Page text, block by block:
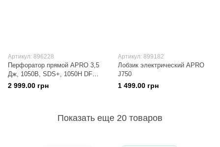
Артикул: 896228
Перфоратор прямой APRO 3,5
Дж, 1050В, SDS+, 1050H DFR,
кейс 896228
2 999.00 грн
Артикул: 899182
Лобзик электрический APRO
J750
1 499.00 грн
Показать еще 20 товаров